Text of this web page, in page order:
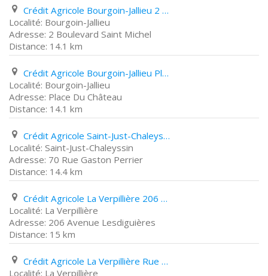
Crédit Agricole Bourgoin-Jallieu 2 Boulevard Saint Michel
Bourgoin-Jallieu
2 Boulevard Saint Michel
14.1 km
Crédit Agricole Bourgoin-Jallieu Place Du Château
Bourgoin-Jallieu
Place Du Château
14.1 km
Crédit Agricole Saint-Just-Chaleyssin 70 Rue Gaston Perrier
Saint-Just-Chaleyssin
70 Rue Gaston Perrier
14.4 km
Crédit Agricole La Verpillière 206 Avenue Lesdiguières
La Verpillière
206 Avenue Lesdiguières
15 km
Crédit Agricole La Verpillière Rue de La République
La Verpillière